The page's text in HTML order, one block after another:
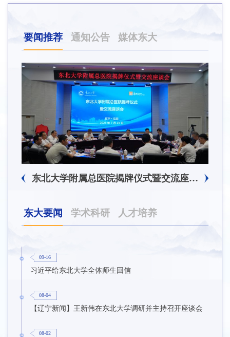
要闻推荐 通知公告 媒体东大
东北大学附属总医院揭牌仪式暨交流座谈会举行
东大要闻 学术科研 人才培养
09-16
习近平给东北大学全体师生回信
08-04
【辽宁新闻】王新伟在东北大学调研并主持召开座谈会
08-02